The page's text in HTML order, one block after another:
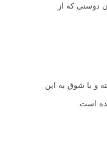
دوستی که از
و با شوق به این
است.